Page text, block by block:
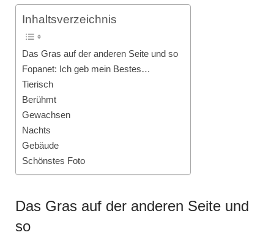
Inhaltsverzeichnis
Das Gras auf der anderen Seite und so
Fopanet: Ich geb mein Bestes…
Tierisch
Berühmt
Gewachsen
Nachts
Gebäude
Schönstes Foto
Das Gras auf der anderen Seite und
so